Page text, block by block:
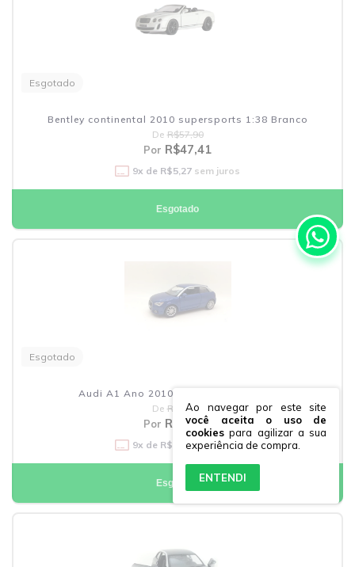
Ao navegar por este site
você aceita o uso de
cookies para agilizar a sua
experiência de compra.
ENTENDI
Esgotado
Bentley continental 2010 supersports 1:38 Branco
De R$57,90
Por R$47,41
9x de R$5,27 sem juros
Esgotado
Esgotado
Audi A1 Ano 2010 Kinsmart 1:32 Azul
De R$57,90
Por R$47,41
9x de R$5,27sem juros
Esgotado